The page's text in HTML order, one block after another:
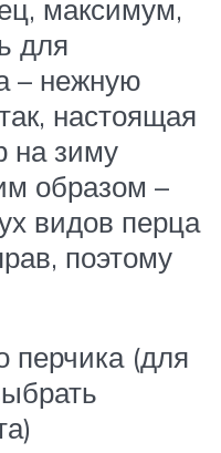
максимум,
для
– нежную
настоящая
на зиму
образом –
видов перца
поэтому
перчика (для